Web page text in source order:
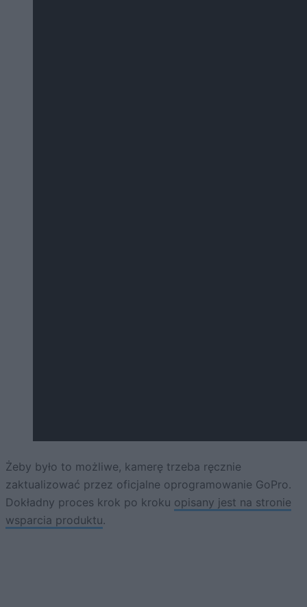
Żeby było to możliwe, kamerę trzeba ręcznie
zaktualizować przez oficjalne oprogramowanie GoPro.
Dokładny proces krok po kroku opisany jest na stronie
wsparcia produktu.